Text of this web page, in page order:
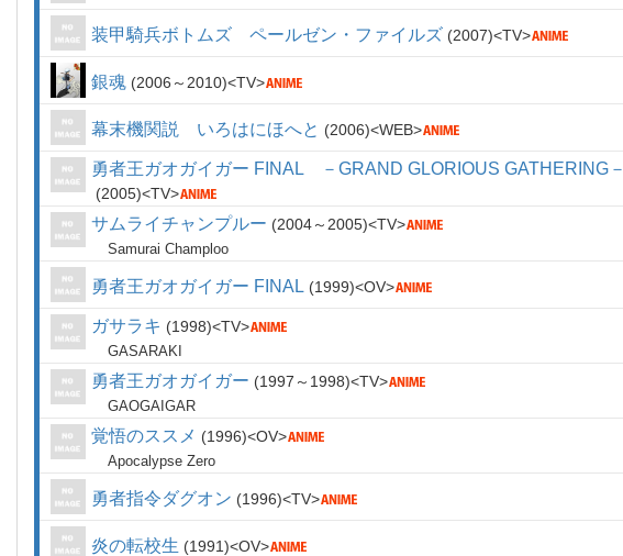
装甲騎兵ボトムズ ペールゼン・ファイルズ 2007 TV
銀魂 2006～2010 TV
幕末機関説 いろはにほへと 2006 WEB
勇者王ガオガイガー FINAL －GRAND GLORIOUS GATHERING－
2005 TV
サムライチャンプルー 2004～2005 TV
Samurai Champloo
勇者王ガオガイガー FINAL 1999 OV
ガサラキ 1998 TV
GASARAKI
勇者王ガオガイガー 1997～1998 TV
GAOGAIGAR
覚悟のススメ 1996 OV
Apocalypse Zero
勇者指令ダグオン 1996 TV
炎の転校生 1991 OV